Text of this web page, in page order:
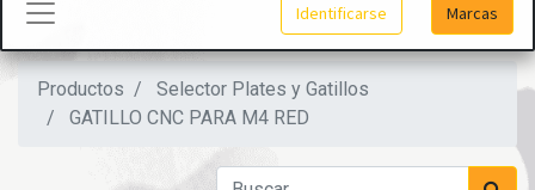
Identificarse Marcas
Productos
Selector Plates y Gatillos
GATILLO CNC PARA M4 RED